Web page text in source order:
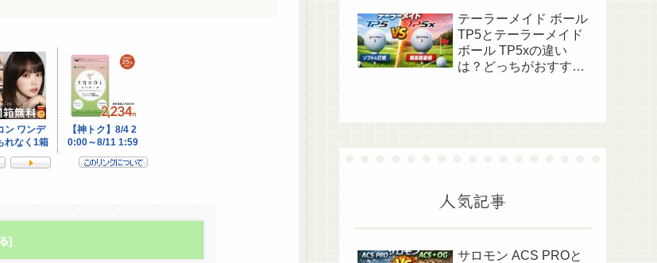
テーラーメイド ボール
TP5とテーラーメイド
ボール TP5xの違い
は？どっちがおすすめ
人気記事
サロモン ACS PROと